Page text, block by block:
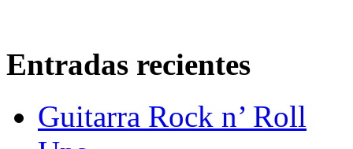
Entradas recientes
Guitarra Rock n’ Roll